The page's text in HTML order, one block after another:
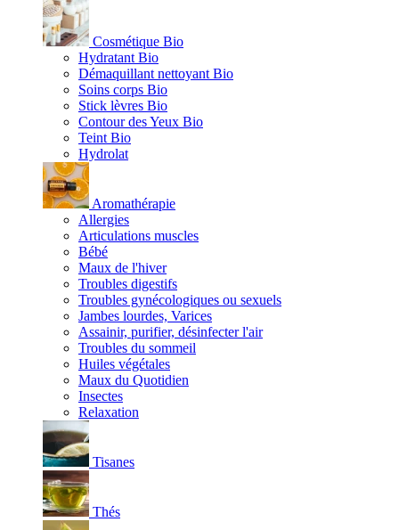
Cosmétique Bio
Hydratant Bio
Démaquillant nettoyant Bio
Soins corps Bio
Stick lèvres Bio
Contour des Yeux Bio
Teint Bio
Hydrolat
Aromathérapie
Allergies
Articulations muscles
Bébé
Maux de l'hiver
Troubles digestifs
Troubles gynécologiques ou sexuels
Jambes lourdes, Varices
Assainir, purifier, désinfecter l'air
Troubles du sommeil
Huiles végétales
Maux du Quotidien
Insectes
Relaxation
Tisanes
Thés